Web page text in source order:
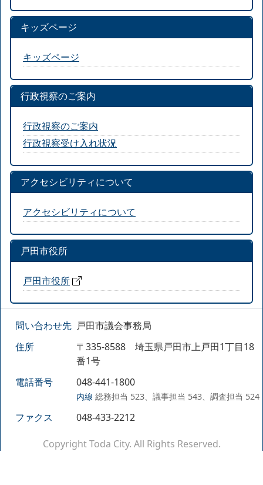
キッズページ
キッズページ
行政視察のご案内
行政視察のご案内
行政視察受け入れ状況
アクセシビリティについて
アクセシビリティについて
戸田市役所
戸田市役所
問い合わせ先 戸田市議会事務局
住所
〒335-8588 埼玉県戸田市上戸田1丁目18
番1号
電話番号
048-441-1800
内線 総務担当 523、議事担当 543、調査担当 524
ファクス 048-433-2212
Copyright Toda City. All Rights Reserved.